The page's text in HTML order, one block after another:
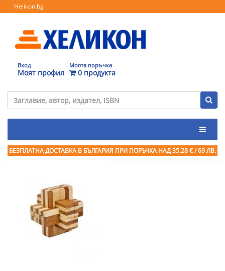
Helikon.bg
Вход
Моят профил
Моята поръчка
0 продукта
БЕЗПЛАТНА ДОСТАВКА В БЪЛГАРИЯ ПРИ ПОРЪЧКА НАД 35.28 € / 69 ЛВ.